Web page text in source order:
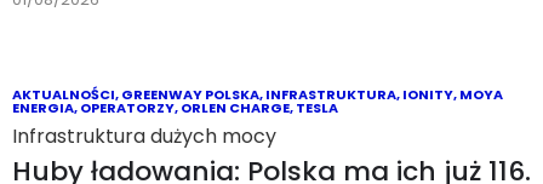
AKTUALNOŚCI,DROGI,POLSKA,RYNEK TECHNOLOGIA